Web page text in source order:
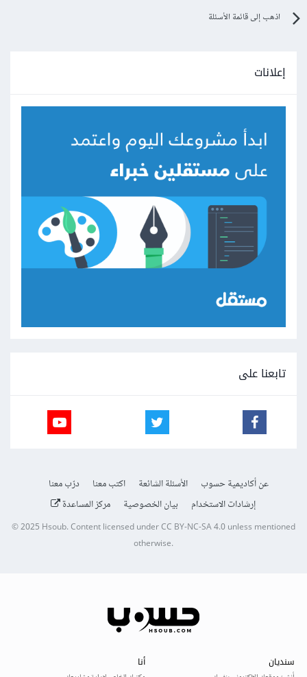
اذهب إلى قائمة الأسئلة
إعلانات
تابعنا على
عن أكاديمية حسوب الأسئلة الشائعة اكتب معنا
درّب معنا
إرشادات الاستخدام
بيان الخصوصية مركز المساعدة
© 2025Hsoub.Content licensed underCC BY-NC-SA 4.0unless mentioned
otherwise.